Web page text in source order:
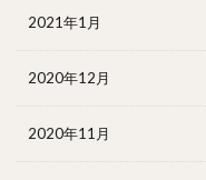
2021年1月
2020年12月
2020年11月